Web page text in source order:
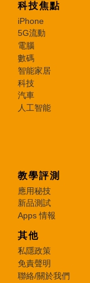
科技焦點
iPhone
5G流動
電腦
數碼
智能家居
科技
汽車
人工智能
教學評測
應用秘技
新品測試
Apps 情報
其他
私隱政策
免責聲明
聯絡/關於我們